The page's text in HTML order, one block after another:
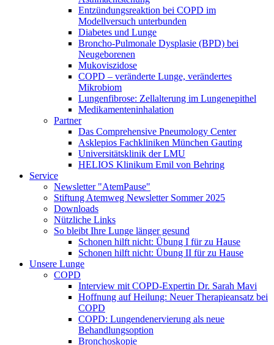
Entzündungsreaktion bei COPD im
Modellversuch unterbunden
Diabetes und Lunge
Broncho-Pulmonale Dysplasie (BPD) bei
Neugeborenen
Mukoviszidose
COPD – veränderte Lunge, verändertes
Mikrobiom
Lungenfibrose: Zellalterung im Lungenepithel
Medikamenteninhalation
Partner
Das Comprehensive Pneumology Center
Asklepios Fachkliniken München Gauting
Universitätsklinik der LMU
HELIOS Klinikum Emil von Behring
Service
Newsletter "AtemPause"
Stiftung Atemweg Newsletter Sommer 2025
Downloads
Nützliche Links
So bleibt Ihre Lunge länger gesund
Schonen hilft nicht: Übung I für zu Hause
Schonen hilft nicht: Übung II für zu Hause
Unsere Lunge
COPD
Interview mit COPD-Expertin Dr. Sarah Mavi
Hoffnung auf Heilung: Neuer Therapieansatz bei
COPD
COPD: Lungendenervierung als neue
Behandlungsoption
Bronchoskopie